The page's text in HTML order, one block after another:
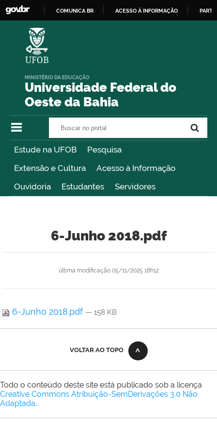
COMUNICA BR ACESSO À INFORMAÇÃO
Universidade Federal do
Oeste da Bahia
MINISTÉRIO DA EDUCAÇÃO
Estude na UFOB
Pesquisa
Extensão e Cultura
Acesso à Informação
Ouvidoria
Estudantes Servidores
6-Junho 2018.pdf
última modificação05/11/2025 18h12
6-Junho 2018.pdf — 158 KB
VOLTAR AO TOPO
Todo o conteúdo deste site está publicado sob a licença
Creative Commons Atribuição-SemDerivações 3.0 Não
Adaptada.